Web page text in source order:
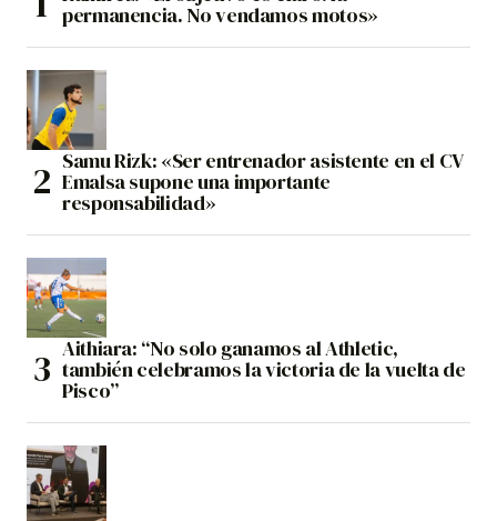
permanencia. No vendamos motos»
Samu Rizk: «Ser entrenador asistente en el CV
Emalsa supone una importante
responsabilidad»
Aithiara: “No solo ganamos al Athletic,
también celebramos la victoria de la vuelta de
Pisco”